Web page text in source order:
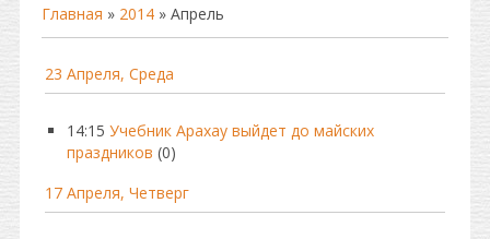
Главная » 2014 » Апрель
23 Апреля, Среда
14:15 Учебник Арахау выйдет до майских
праздников (0)
17 Апреля, Четверг